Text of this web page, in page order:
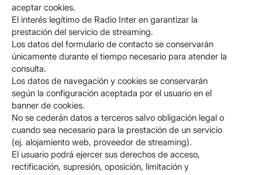
aceptar cookies.
El interés legítimo de Radio Inter en garantizar la
prestación del servicio de streaming.
Los datos del formulario de contacto se conservarán
únicamente durante el tiempo necesario para atender la
consulta.
Los datos de navegación y cookies se conservarán
según la configuración aceptada por el usuario en el
banner de cookies.
No se cederán datos a terceros salvo obligación legal o
cuando sea necesario para la prestación de un servicio
(ej. alojamiento web, proveedor de streaming).
El usuario podrá ejercer sus derechos de acceso,
rectificación, supresión, oposición, limitación y